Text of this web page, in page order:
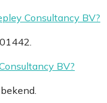
Consultancy BV?
BV?